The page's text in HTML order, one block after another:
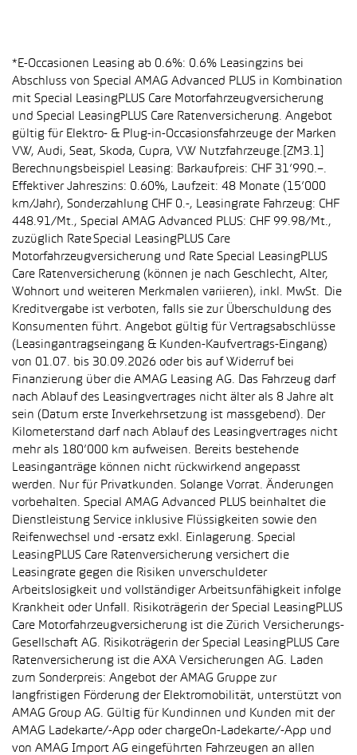
*E-Occasionen Leasing ab 0.6%: 0.6% Leasingzins bei
Abschluss von Special AMAG Advanced PLUS in Kombination
mit Special LeasingPLUS Care Motorfahrzeugversicherung
und Special LeasingPLUS Care Ratenversicherung. Angebot
gültig für Elektro- & Plug-in-Occasionsfahrzeuge der Marken
VW, Audi, Seat, Skoda, Cupra, VW Nutzfahrzeuge.[ZM3.1]
Berechnungsbeispiel Leasing: Barkaufpreis: CHF 31’990.–.
Effektiver Jahreszins: 0.60%, Laufzeit: 48 Monate (15’000
km/Jahr), Sonderzahlung CHF 0.-, Leasingrate Fahrzeug: CHF
448.91/Mt., Special AMAG Advanced PLUS: CHF 99.98/Mt.,
zuzüglich Rate Special LeasingPLUS Care
Motorfahrzeugversicherung und Rate Special LeasingPLUS
Care Ratenversicherung (können je nach Geschlecht, Alter,
Wohnort und weiteren Merkmalen variieren), inkl. MwSt. Die
Kreditvergabe ist verboten, falls sie zur Überschuldung des
Konsumenten führt. Angebot gültig für Vertragsabschlüsse
(Leasingantragseingang & Kunden-Kaufvertrags-Eingang)
von 01.07. bis 30.09.2026 oder bis auf Widerruf bei
Finanzierung über die AMAG Leasing AG. Das Fahrzeug darf
nach Ablauf des Leasingvertrages nicht älter als 8 Jahre alt
sein (Datum erste Inverkehrsetzung ist massgebend). Der
Kilometerstand darf nach Ablauf des Leasingvertrages nicht
mehr als 180’000 km aufweisen. Bereits bestehende
Leasinganträge können nicht rückwirkend angepasst
werden. Nur für Privatkunden. Solange Vorrat. Änderungen
vorbehalten. Special AMAG Advanced PLUS beinhaltet die
Dienstleistung Service inklusive Flüssigkeiten sowie den
Reifenwechsel und -ersatz exkl. Einlagerung. Special
LeasingPLUS Care Ratenversicherung versichert die
Leasingrate gegen die Risiken unverschuldeter
Arbeitslosigkeit und vollständiger Arbeitsunfähigkeit infolge
Krankheit oder Unfall. Risikoträgerin der Special LeasingPLUS
Care Motorfahrzeugversicherung ist die Zürich Versicherungs-
Gesellschaft AG. Risikoträgerin der Special LeasingPLUS Care
Ratenversicherung ist die AXA Versicherungen AG. Laden
zum Sonderpreis: Angebot der AMAG Gruppe zur
langfristigen Förderung der Elektromobilität, unterstützt von
AMAG Group AG. Gültig für Kundinnen und Kunden mit der
AMAG Ladekarte/-App oder chargeOn-Ladekarte/-App und
von AMAG Import AG eingeführten Fahrzeugen an allen